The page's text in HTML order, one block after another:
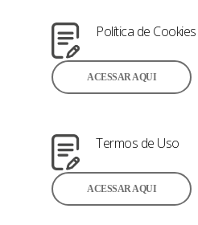
Política de Cookies
ACESSAR AQUI
Termos de Uso
ACESSAR AQUI